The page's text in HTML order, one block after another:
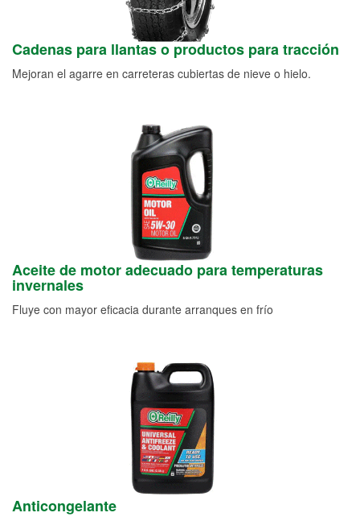
Cadenas para llantas o productos para tracción
Mejoran el agarre en carreteras cubiertas de nieve o hielo.
Aceite de motor adecuado para temperaturas
invernales
Fluye con mayor eficacia durante arranques en frío
Anticongelante